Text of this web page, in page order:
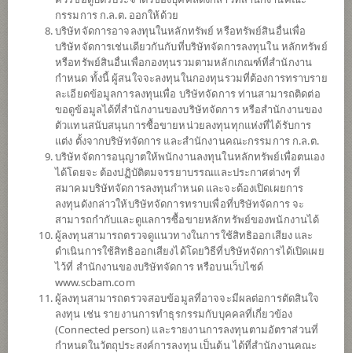
ความเสี่ยงสูง
6
ตั้งแต่ต้นปี
-5.32%
วันที่ 7 สิงหาคม 2569
มูลค่าหน่วยลงทุน
8.3932
0.0417
ข้อมูล ณ วันที่ 7 ส.ค. 2569
*ตามสกุลเงินของกองทุน
ข้อมูลสรุป
กรรมการ ก.ล.ต. ออกให้ด้วย
บริษัทจัดการอาจลงทุนในหลักทรัพย์ หรือทรัพย์สินอื่นเพื่อ
บริษัทจัดการเช่นเดียวกันกับที่บริษัทจัดการลงทุนใน หลักทรัพย์
หรือทรัพย์สินอื่นเพื่อกองทุนรวมตามหลักเกณฑ์ที่สำนักงาน
กำหนด ทั้งนี้ ผู้สนใจจะลงทุนในกองทุนรวมที่ต้องการทราบราย
ละเอียดข้อมูลการลงทุนเพื่อ บริษัทจัดการ ท่านสามารถติดต่อ
ขอดูข้อมูลได้ที่สำนักงานของบริษัทจัดการ หรือสำนักงานของ
ตัวแทนสนับสนุนการซื้อขายหน่วยลงทุนทุกแห่งที่ได้รับการ
แต่ง ตั้งจากบริษัทจัดการ และสำนักงานคณะกรรมการ ก.ล.ต.
บริษัทจัดการอนุญาตให้พนักงานลงทุนในหลักทรัพย์เพื่อตนเอง
ได้โดยจะ ต้องปฏิบัติตมจรรยาบรรณและประกาศต่างๆ ที่
สมาคมบริษัทจัดการลงทุนกำหนด และจะต้องเปิดเผยการ
ลงทุนดังกล่าวให้บริษัทจัดการทราบเพื่อที่บริษัทจัดการ จะ
สามารถกำกับและดูแลการซื้อขายหลักทรัพย์ของพนักงานได้
ผู้ลงทุนสามารถตรวจดูแนวทางในการใช้สิทธิออกเสียง และ
ดำเนินการใช้สิทธิออกเสียงได้โดยวิธีที่บริษัทจัดการได้เปิดเผย
ไว้ที่ สำนักงานของบริษัทจัดการ หรือบนเว็บไซด์
www.scbam.com
ผู้ลงทุนสามารถตรวจสอบข้อมูลที่อาจจะมีผลต่อการตัดสินใจ
ลงทุน เช่น รายงานการทำธุรกรรมกับบุคคลที่เกี่ยวข้อง
(Connected person) และรายงานการลงทุนตามอัตราส่วนที่
กำหนดในวัตถุประสงค์การลงทุน เป็นต้น ได้ที่สำนักงานคณะ